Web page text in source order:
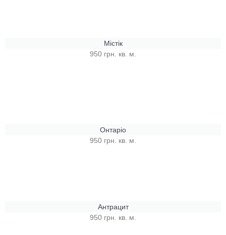
Містік
950 грн. кв. м.
Онтаріо
950 грн. кв. м.
Антрацит
950 грн. кв. м.